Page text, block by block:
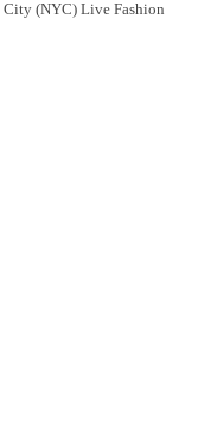
City (NYC) Live Fashion